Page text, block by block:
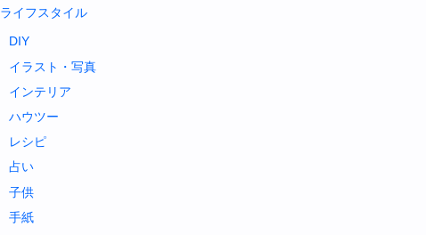
ライフスタイル
DIY
イラスト・写真
インテリア
ハウツー
レシピ
占い
子供
手紙